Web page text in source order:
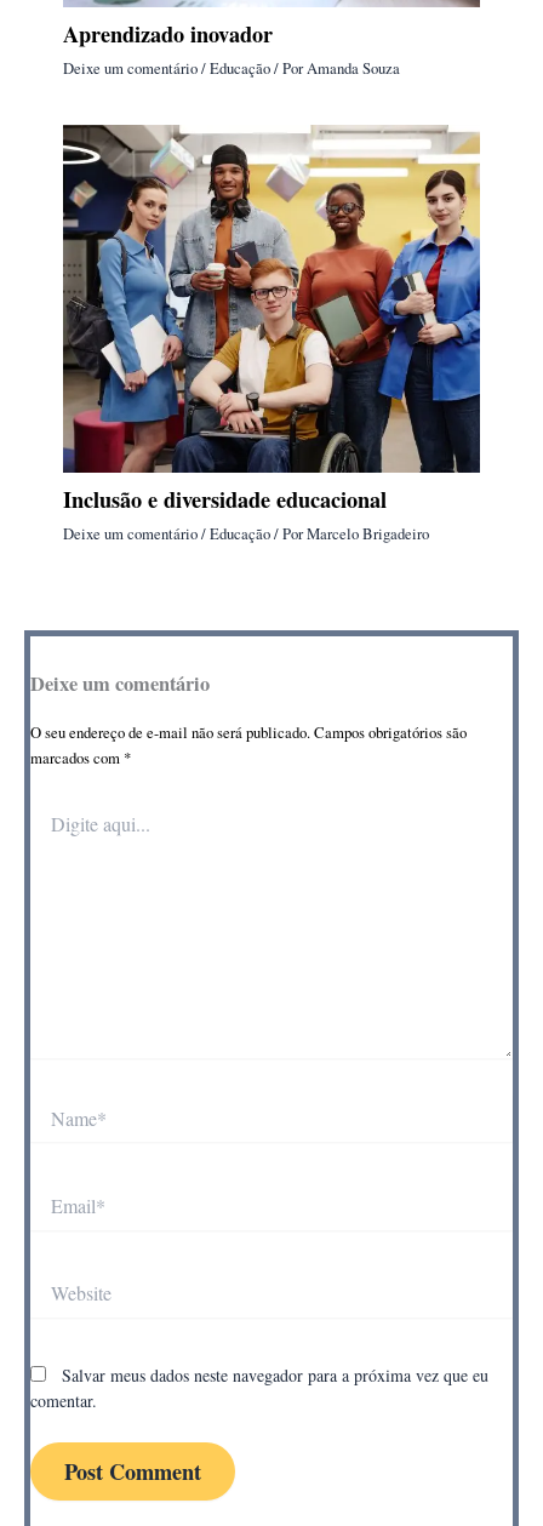
Aprendizado inovador
Deixe um comentário/Educação/ PorAmanda Souza
Inclusão e diversidade educacional
Deixe um comentário/Educação/ PorMarcelo Brigadeiro
Deixe um comentário
O seu endereço de e-mail não será publicado.Campos obrigatórios são
marcados com *
aqui...
Salvar meus dados neste navegador para a próxima vez que eu
comentar.